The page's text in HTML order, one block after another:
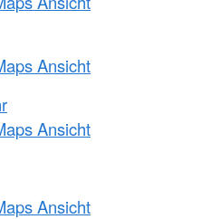
Ansicht
Ansicht
Ansicht